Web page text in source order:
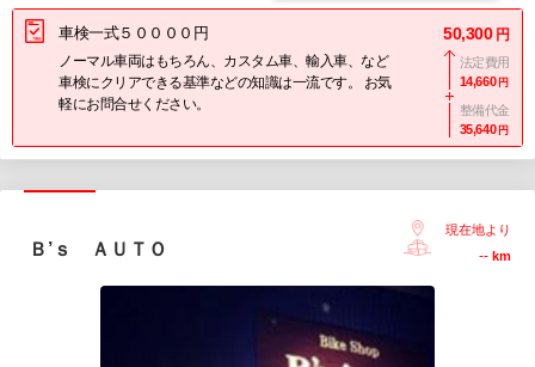
車検一式５００００円
ノーマル車両はもちろん、カスタム車、輸入車、など
車検にクリアできる基準などの知識は一流です。 お気
軽にお問合せください。
50,300 円
法定費用
14,660 円
整備代金
35,640 円
Ｂ’ｓ ＡＵＴＯ
現在地より
-- km